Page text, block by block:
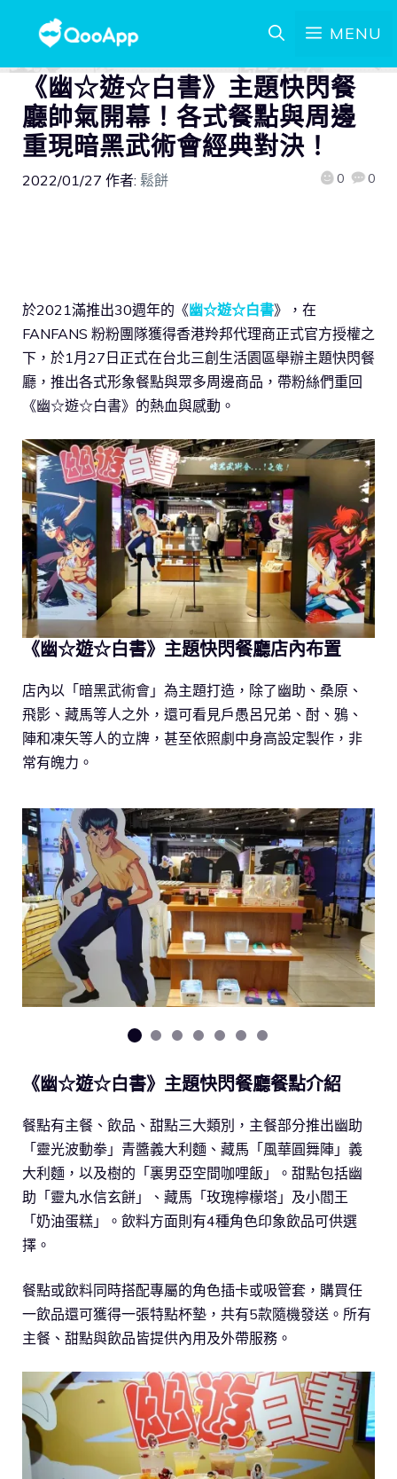
MENU
《幽☆遊☆白書》主題快閃餐
廳帥氣開幕！各式餐點與周邊
重現暗黑武術會經典對決！
2022/01/27 作者: 鬆餅 0 0
於2021滿推出30週年的《幽☆遊☆白書》，在
FANFANS 粉粉團隊獲得香港羚邦代理商正式官方授權之
下，於1月27日正式在台北三創生活園區舉辦主題快閃餐
廳，推出各式形象餐點與眾多周邊商品，帶粉絲們重回
《幽☆遊☆白書》的熱血與感動。
《幽☆遊☆白書》主題快閃餐廳店內布置
店內以「暗黑武術會」為主題打造，除了幽助、桑原、
飛影、藏馬等人之外，還可看見戶愚呂兄弟、酎、鴉、
陣和凍矢等人的立牌，甚至依照劇中身高設定製作，非
常有魄力。
《幽☆遊☆白書》主題快閃餐廳餐點介紹
餐點有主餐、飲品、甜點三大類別，主餐部分推出幽助
「靈光波動拳」青醬義大利麵、藏馬「風華圓舞陣」義
大利麵，以及樹的「裏男亞空間咖哩飯」。甜點包括幽
助「靈丸水信玄餅」、藏馬「玫瑰檸檬塔」及小閻王
「奶油蛋糕」。飲料方面則有4種角色印象飲品可供選
擇。
餐點或飲料同時搭配專屬的角色插卡或吸管套，購買任
一飲品還可獲得一張特點杯墊，共有5款隨機發送。所有
主餐、甜點與飲品皆提供內用及外帶服務。